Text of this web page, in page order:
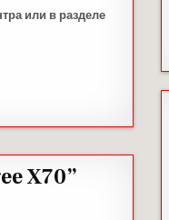
или в разделе
X70”